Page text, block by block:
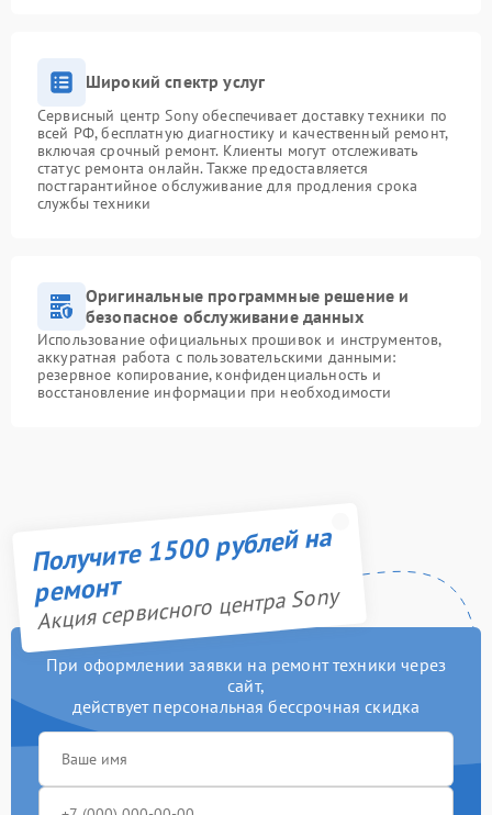
Широкий спектр услуг
Сервисный центр Sony обеспечивает доставку техники по
всей РФ, бесплатную диагностику и качественный ремонт,
включая срочный ремонт. Клиенты могут отслеживать
статус ремонта онлайн. Также предоставляется
постгарантийное обслуживание для продления срока
службы техники
Оригинальные программные решение и
безопасное обслуживание данных
Использование официальных прошивок и инструментов,
аккуратная работа с пользовательскими данными:
резервное копирование, конфиденциальность и
восстановление информации при необходимости
Получите 1500 рублей на
ремонт
Акция сервисного центра Sony
При оформлении заявки на ремонт техники через
сайт,
действует персональная бессрочная скидка